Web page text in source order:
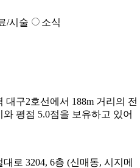
/시술 소식
구2호선에서 188m 거리의 전
평점 5.0점을 보유하고 있어
로 3204, 6층 (신매동, 시지메